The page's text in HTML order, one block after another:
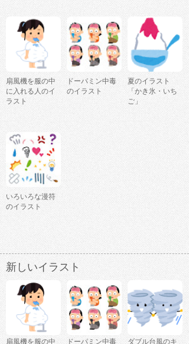
扇風機を服の中
に入れる人のイ
ラスト
ドーパミン中毒
のイラスト
夏のイラスト
「かき氷・いち
ご」
いろいろな漫符
のイラスト
新しいイラスト
扇風機を服の中 ドーパミン中毒 ダブル台風のキ